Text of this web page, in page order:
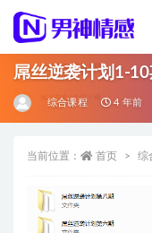
屌丝逆袭计划1-10
综合课程 4 年前
当前位置： 首页 综